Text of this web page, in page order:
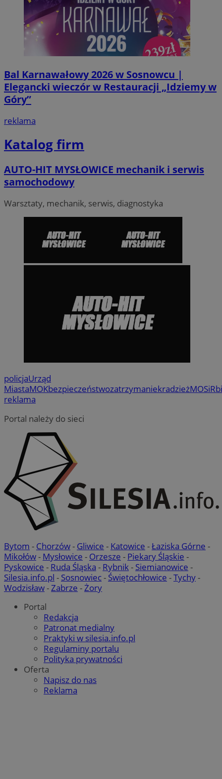
Bal Karnawałowy 2026 w Sosnowcu |
Elegancki wieczór w Restauracji „Idziemy w
Góry”
reklama
Katalog firm
AUTO-HIT MYSŁOWICE mechanik i serwis
samochodowy
Warsztaty, mechanik, serwis, diagnostyka
policjaUrząd
MiastaMOKbezpieczeństwozatrzymaniekradzieżMOSiR
reklama
Portal należy do sieci
Bytom - Chorzów- Gliwice - Katowice -Łaziska Górne -
Mikołów- Mysłowice - Orzesze - Piekary Śląskie -
Pyskowice - Ruda Śląska - Rybnik- Siemianowice -
Silesia.info.pl - Sosnowiec- Świętochłowice -Tychy-
Wodzisław-Zabrze -Żory
Portal
Redakcja
Patronat medialny
Praktyki w silesia.info.pl
Regulaminy portalu
Polityka prywatności
Oferta
Napisz do nas
Reklama